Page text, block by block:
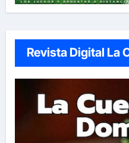
Revista Digital La